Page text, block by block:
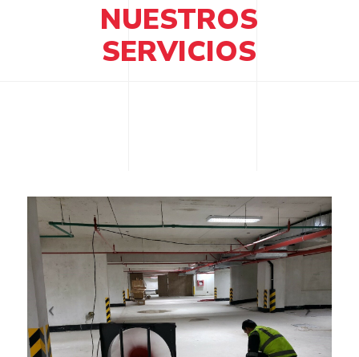
NUESTROS
SERVICIOS